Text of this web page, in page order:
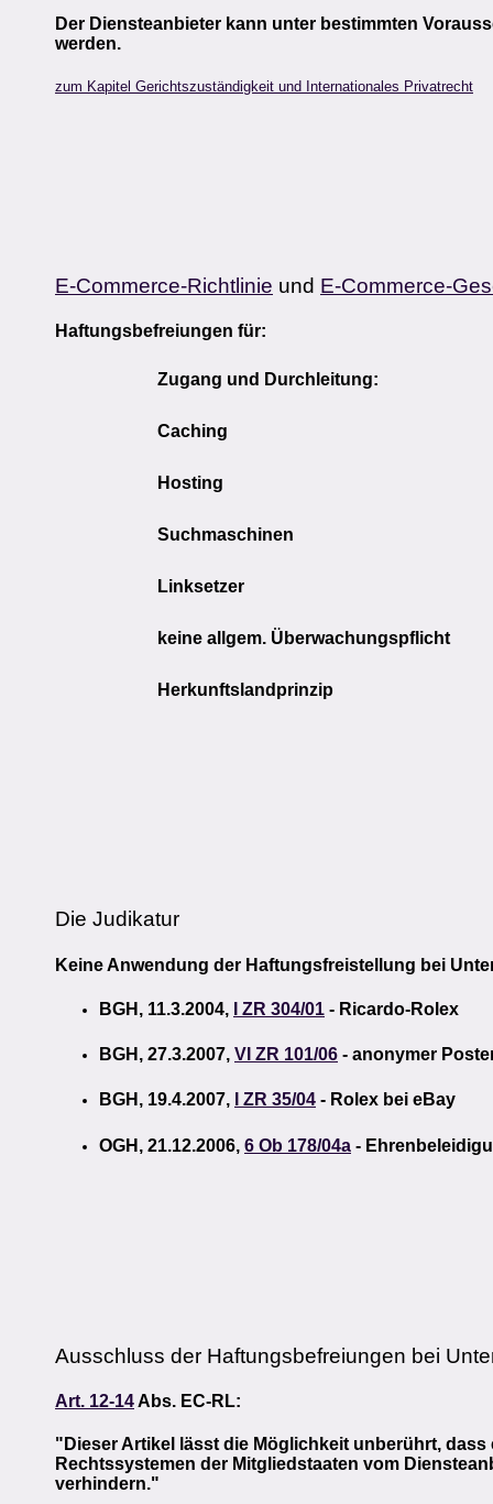
Der Diensteanbieter kann unter bestimmten
werden.
zum Kapitel Gerichtszuständigkeit und Internationales Privatrecht
E-Commerce-Richtlinie und E-Commerce-
Haftungsbefreiungen für:
Zugang und Durchleitung:
Caching
Hosting
Suchmaschinen
Linksetzer
keine allgem. Überwachungspflicht
Herkunftslandprinzip
Die Judikatur
Keine Anwendung der Haftungsfreistellung bei
BGH, 11.3.2004, I ZR 304/01 - Ricardo-Rolex
BGH, 27.3.2007, VI ZR 101/06 - anonymer
BGH, 19.4.2007, I ZR 35/04 - Rolex bei eBay
OGH, 21.12.2006, 6 Ob 178/04a -
Ausschluss der Haftungsbefreiungen bei
Art. 12-14Abs. EC-RL:
"Dieser Artikel lässt die Möglichkeit unberührt,
Rechtssystemen der Mitgliedstaaten vom
verhindern."